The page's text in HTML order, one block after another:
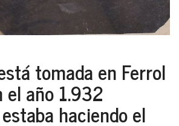
tomada en Ferrol
el año 1.932
haciendo el